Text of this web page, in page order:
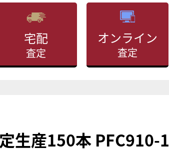
宅配
査定
オンライン
査定
生産150本